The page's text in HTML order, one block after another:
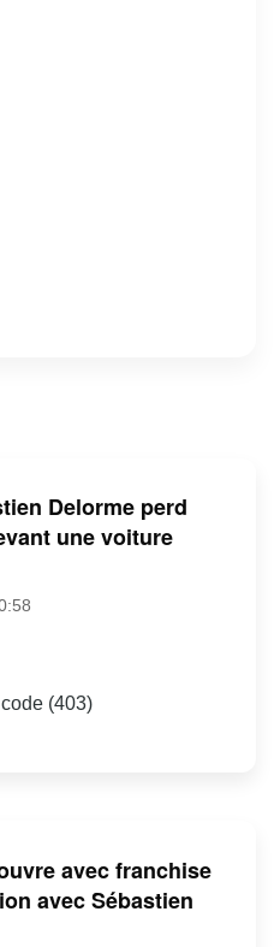
Delorme perd
une voiture
(403)
avec franchise
avec Sébastien